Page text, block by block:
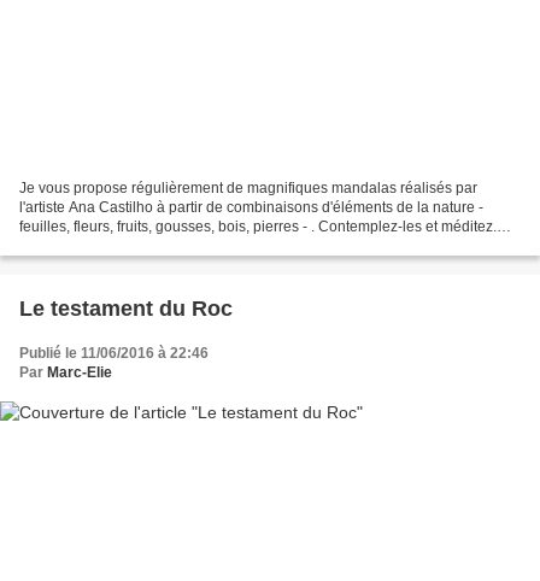
Je vous propose régulièrement de magnifiques mandalas réalisés par
l'artiste Ana Castilho à partir de combinaisons d'éléments de la nature -
feuilles, fleurs, fruits, gousses, bois, pierres - . Contemplez-les et méditez.
____________________________...
Le testament du Roc
Publié le 11/06/2016 à 22:46
Par Marc-Elie